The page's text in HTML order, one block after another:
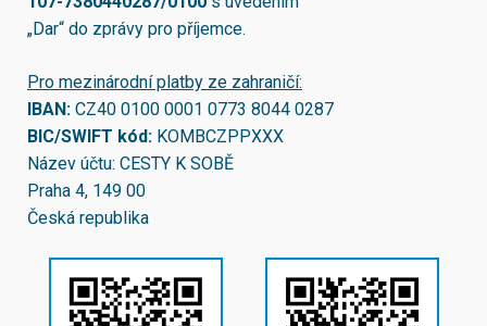
„Dar“ do zprávy pro příjemce.
Pro mezinárodní platby ze zahraničí:
IBAN: CZ40 0100 0001 0773 8044 0287
BIC/SWIFT kód: KOMBCZPPXXX
Název účtu: CESTY K SOBĚ
Praha 4, 149 00
Česká republika